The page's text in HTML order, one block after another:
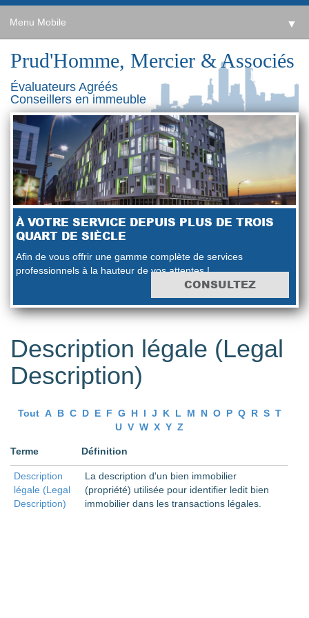
Menu Mobile ▼
Prud'Homme, Mercier & Associés
Évaluateurs Agréés
Conseillers en immeuble
À VOTRE SERVICE DEPUIS PLUS DE TROIS
QUART DE SIÈCLE
Afin de vous offrir une gamme complète de services
professionnels à la hauteur de vos attentes !
CONSULTEZ
Description légale (Legal
Description)
Tout A B C D E F G H I J K L M N O P Q R S T
U V W X Y Z
Terme Définition
Description
légale (Legal
Description)
La description d'un bien immobilier
(propriété) utilisée pour identifier ledit bien
immobilier dans les transactions légales.